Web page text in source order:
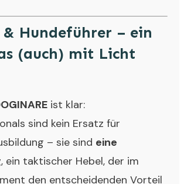
& Hundeführer – ein
(auch) mit Licht
ist klar:
sind kein Ersatz für
– sie sind eine
, ein taktischer Hebel, der im
den entscheidenden Vorteil